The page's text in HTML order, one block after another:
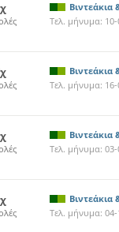
Βιντεάκια
Τελ. μήνυμα:
Βιντεάκια
Τελ. μήνυμα:
Βιντεάκια
Τελ. μήνυμα:
Βιντεάκια
Τελ. μήνυμα: